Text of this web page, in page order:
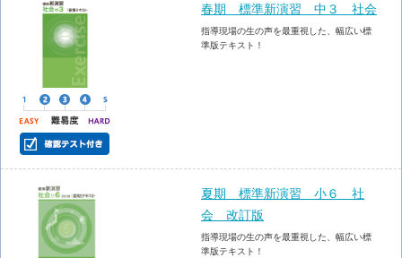
春期 標準新演習 中３ 社会
指導現場の生の声を最重視した、幅広い標
準版テキスト！
夏期 標準新演習 小６ 社
会 改訂版
指導現場の生の声を最重視した、幅広い標
準版テキスト！